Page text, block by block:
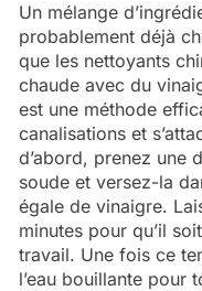
Un mélange
probablement déjà
que les nettoyants
chaude avec du
est une méthode
canalisations et
d’abord, prenez une
soude et versez-la
égale de vinaigre.
minutes pour qu’il
travail. Une fois ce
l’eau bouillante pour